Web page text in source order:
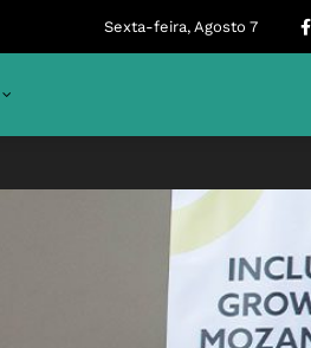
Sexta-feira, Agosto 7